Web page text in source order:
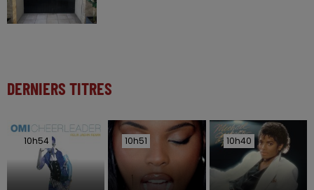
DERNIERS TITRES
10h54
10h54 10h51
10h51 10h40
10h40